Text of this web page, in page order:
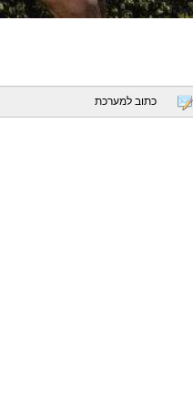
כתוב למערכת